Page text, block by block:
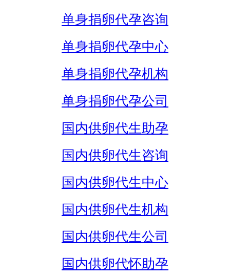
单身捐卵代孕咨询
单身捐卵代孕中心
单身捐卵代孕机构
单身捐卵代孕公司
国内供卵代生助孕
国内供卵代生咨询
国内供卵代生中心
国内供卵代生机构
国内供卵代生公司
国内供卵代怀助孕